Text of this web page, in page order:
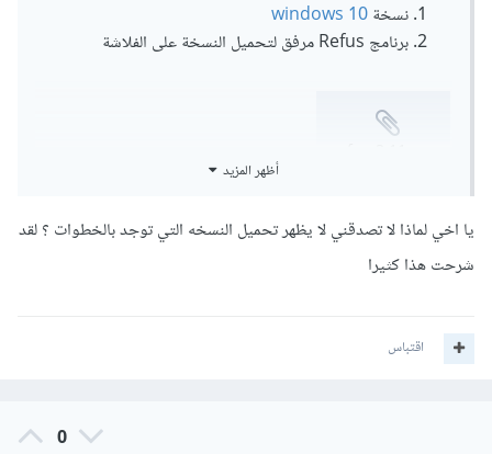
نسخةwindows 10
برنامج Refus مرفق لتحميل النسخة على الفلاشة
أظهر المزيد
يا اخي لماذا لا تصدقني لا يظهر تحميل النسخه التي توجد بالخطوات ؟ لقد
شرحت هذا كثيرا
اقتباس
0